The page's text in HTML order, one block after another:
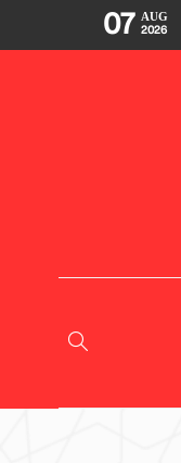
07 AUG
2026